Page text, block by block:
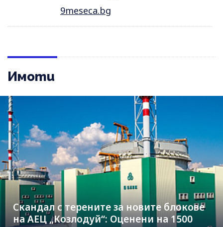
9meseca.bg
Имоти
Скандал с терените за новите блокове
на АЕЦ „Козлодуй“: Оценени на 1500